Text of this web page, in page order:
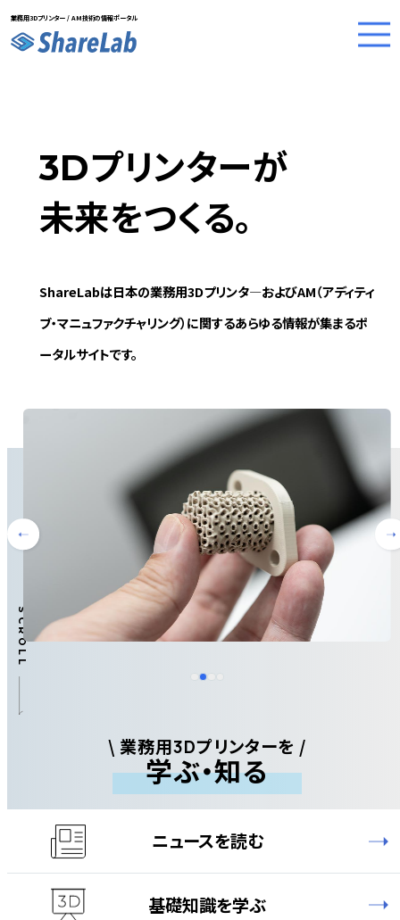
業務用3Dプリンター / AM技術の情報ポータル
3Dプリンターが
未来をつくる。
ShareLabは日本の業務用3Dプリンタ―およびAM（アディティ
ブ・マニュファクチャリング）に関するあらゆる情報が集まるポ
ータルサイトです。
SCROLL
\ 業務用3Dプリンターを /
学ぶ・知る
ニュースを読む
基礎知識を学ぶ